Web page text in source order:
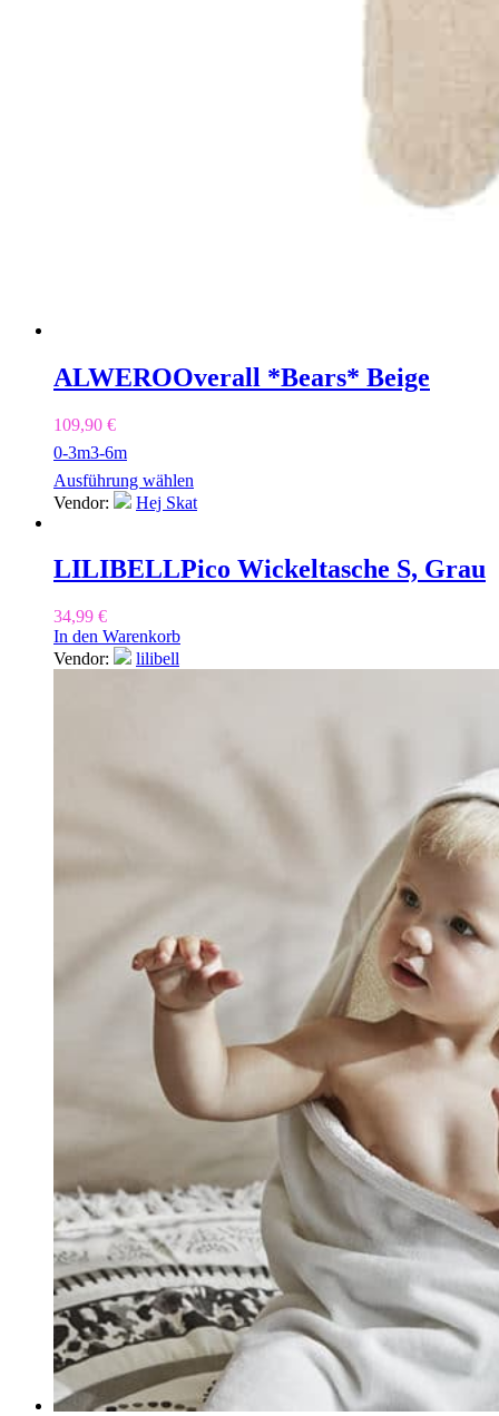
ALWEROOverall *Bears* Beige
109,90 €
0-3m3-6m
Ausführung wählen
Vendor:
Hej Skat
LILIBELLPico Wickeltasche S, Grau
34,99 €
In den Warenkorb
Vendor:
lilibell